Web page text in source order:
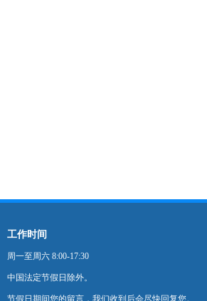
工作时间
周一至周六 8:00-17:30
中国法定节假日除外。
节假日期间您的留言，我们收到后会尽快回复您。